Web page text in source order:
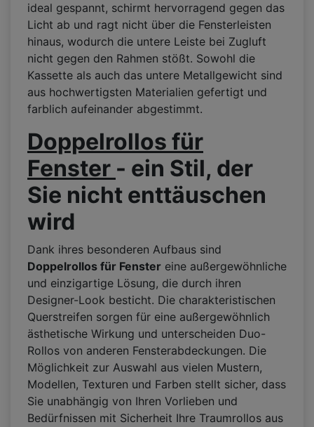
ideal gespannt, schirmt hervorragend gegen das
Licht ab und ragt nicht über die Fensterleisten
hinaus, wodurch die untere Leiste bei Zugluft
nicht gegen den Rahmen stößt. Sowohl die
Kassette als auch das untere Metallgewicht sind
aus hochwertigsten Materialien gefertigt und
farblich aufeinander abgestimmt.
Doppelrollos für
Fenster - ein Stil, der
Sie nicht enttäuschen
wird
Dank ihres besonderen Aufbaus sind
Doppelrollos für Fenster eine außergewöhnliche
und einzigartige Lösung, die durch ihren
Designer-Look besticht. Die charakteristischen
Querstreifen sorgen für eine außergewöhnlich
ästhetische Wirkung und unterscheiden Duo-
Rollos von anderen Fensterabdeckungen. Die
Möglichkeit zur Auswahl aus vielen Mustern,
Modellen, Texturen und Farben stellt sicher, dass
Sie unabhängig von Ihren Vorlieben und
Bedürfnissen mit Sicherheit Ihre Traumrollos aus